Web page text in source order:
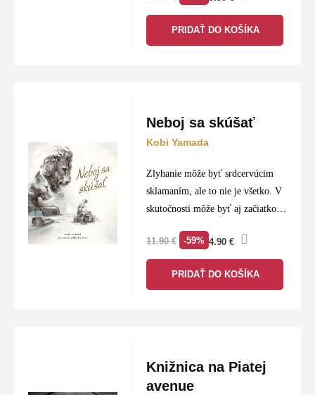
ktorého si kedysi vytvorila…
PRIDAŤ DO KOŠÍKA
Neboj sa skúšať
Kobi Yamada
Zlyhanie môže byť srdcervúcim
sklamaním, ale to nie je všetko. V
skutočnosti môže byť aj začiatkom
neuveriteľné veci, ktoré dokážeme
urobiť. Príbeh Neboj sa
skúšať prináša…
11.90€ -59% 4.90 €
PRIDAŤ DO KOŠÍKA
Knižnica na Piatej
avenue